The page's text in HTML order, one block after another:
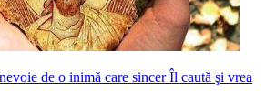
de o inimă care sincer Îl caută şi vrea